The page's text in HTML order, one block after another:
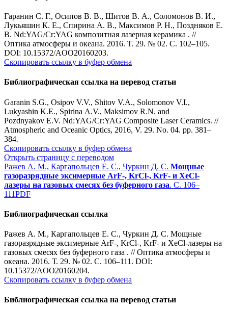
Гаранин С. Г., Осипов В. В., Шитов В. А., Соломонов В. И.,
Лукьяшин К. Е., Спирина А. В., Максимов Р. Н., Поздняков Е.
В. Nd:YAG/Cr:YAG композитная лазерная керамика . //
Оптика атмосферы и океана. 2016. Т. 29. № 02. С. 102–105.
DOI: 10.15372/AOO20160203.
Скопировать ссылку в буфер обмена
Библиографическая ссылка на перевод статьи
Garanin S.G., Osipov V.V., Shitov V.A., Solomonov V.I.,
Lukyashin K.E., Spirina A.V., Maksimov R.N. and
Pozdnyakov E.V. Nd:YAG/Cr:YAG Composite Laser Ceramics. //
Atmospheric and Oceanic Optics, 2016, V. 29. No. 04. pp. 381–
384.
Скопировать ссылку в буфер обмена
Открыть страницу с переводом
Ражев А. М., Каргапольцев Е. С., Чуркин Д. С. Мощные
газоразрядные эксимерные ArF-, KrCl-, KrF- и XeCl-
лазеры на газовых смесях без буферного газа. С. 106–
111PDF
Библиографическая ссылка
Ражев А. М., Каргапольцев Е. С., Чуркин Д. С. Мощные
газоразрядные эксимерные ArF-, KrCl-, KrF- и XeCl-лазеры на
газовых смесях без буферного газа . // Оптика атмосферы и
океана. 2016. Т. 29. № 02. С. 106–111. DOI:
10.15372/AOO20160204.
Скопировать ссылку в буфер обмена
Библиографическая ссылка на перевод статьи